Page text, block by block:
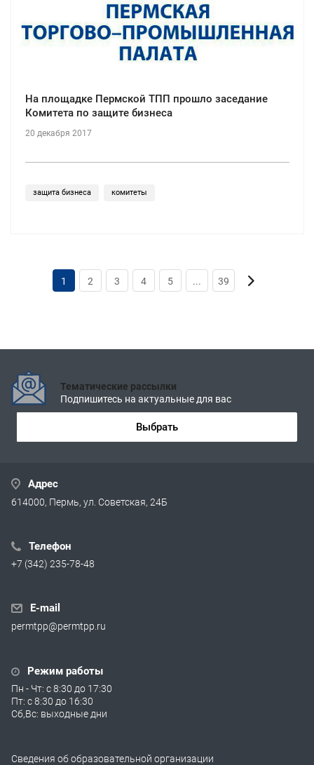
На площадке Пермской ТПП прошло заседание
Комитета по защите бизнеса
20 декабря 2017
защита бизнеса комитеты
1 2 3 4 5 ... 39
Тематические рассылки
Подпишитесь на актуальные для вас
Выбрать
Адрес
614000, Пермь, ул. Советская, 24Б
Телефон
+7 (342) 235-78-48
E-mail
permtpp@permtpp.ru
Режим работы
Пн - Чт: с 8:30 до 17:30
Пт: с 8:30 до 16:30
Сб,Вс: выходные дни
Сведения об образовательной организации